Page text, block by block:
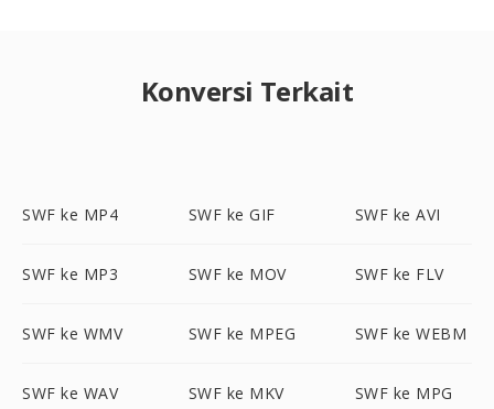
Konversi Terkait
SWF ke MP4 SWF ke GIF SWF ke AVI
SWF ke MP3 SWF ke MOV SWF ke FLV
SWF ke WMV SWF ke MPEG SWF ke WEBM
SWF ke WAV SWF ke MKV SWF ke MPG